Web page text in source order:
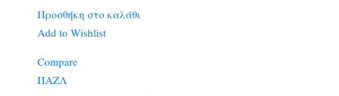
Προσθήκη στο καλάθι
Add to Wishlist
Compare
ΠΑΖΛ